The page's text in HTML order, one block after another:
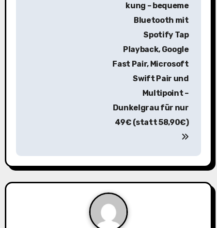
g
a
kung – bequeme
Bluetooth mit
Spotify Tap
Playback, Google
Fast Pair, Microsoft
Swift Pair und
Multipoint –
Dunkelgrau für nur
49€ (statt 58,90€)